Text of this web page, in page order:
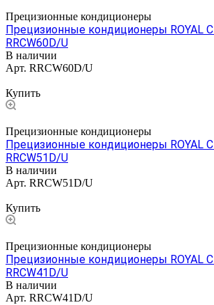
Прецизионные кондиционеры
Прецизионные кондиционеры ROYAL
RRCW60D/U
В наличии
Арт. RRCW60D/U
Купить
Прецизионные кондиционеры
Прецизионные кондиционеры ROYAL
RRCW51D/U
В наличии
Арт. RRCW51D/U
Купить
Прецизионные кондиционеры
Прецизионные кондиционеры ROYAL
RRCW41D/U
В наличии
Арт. RRCW41D/U